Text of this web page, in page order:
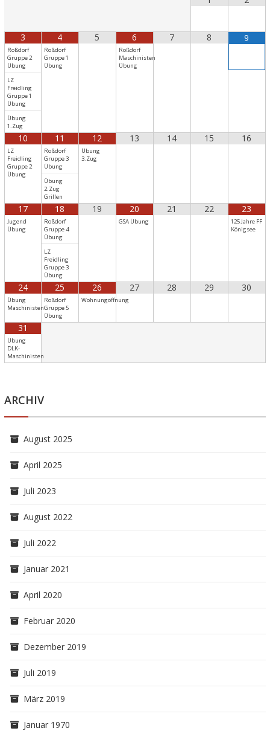
3
Roßdorf
Gruppe 2
Übung
LZ
Freidling
Gruppe 1
Übung
Übung
1.Zug
4
Roßdorf
Gruppe 1
Übung
5 6
Roßdorf
Maschinisten
Übung
7 8 9
10
LZ
Freidling
Gruppe 2
Übung
11
Roßdorf
Gruppe 3
Übung
Übung
2.Zug
Grillen
12
Übung
3.Zug
13 14 15 16
17
Jugend
Übung
18
Roßdorf
Gruppe 4
Übung
LZ
Freidling
Gruppe 3
Übung
19 20
GSA Übung
21 22 23
125 Jahre FF
Königsee
24
Übung
Maschinisten
25
Roßdorf
Gruppe 5
Übung
26
Wohnungöffnung
27 28 29 30
31
Übung
DLK-
Maschinisten
ARCHIV
August 2025
April 2025
Juli 2023
August 2022
Juli 2022
Januar 2021
April 2020
Februar 2020
Dezember 2019
Juli 2019
März 2019
Januar 1970